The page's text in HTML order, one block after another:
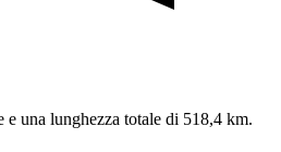
e una lunghezza totale di 518,4 km.